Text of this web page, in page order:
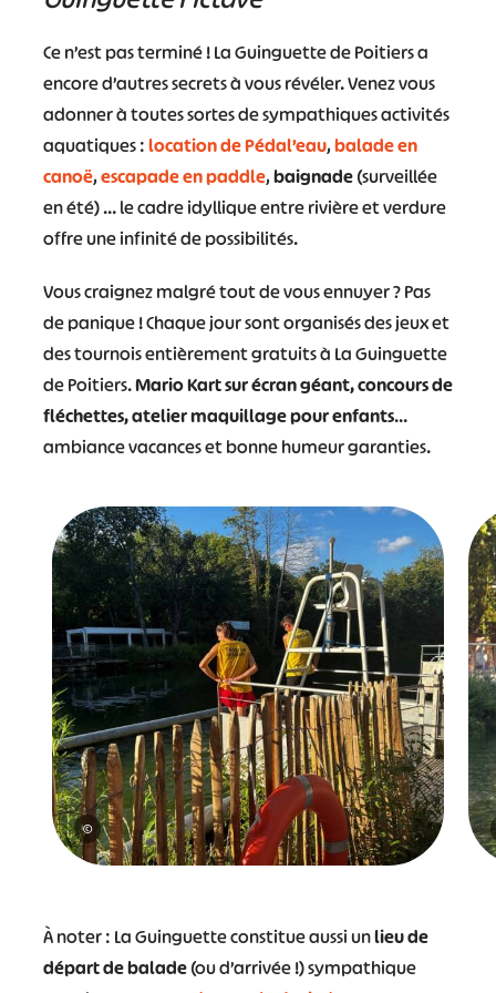
Ce n’est pas terminé ! La Guinguette de Poitiers a
encore d’autres secrets à vous révéler. Venez vous
adonner à toutes sortes de sympathiques activités
aquatiques :location de Pédal’eau,balade en
canoë,escapade en paddle,baignade(surveillée
en été) … le cadre idyllique entre rivière et verdure
offre une infinité de possibilités.
Vous craignez malgré tout de vous ennuyer ? Pas
de panique ! Chaque jour sont organisés des jeux et
des tournois entièrement gratuits à La Guinguette
de Poitiers.Mario Kart sur écran géant, concours de
fléchettes, atelier maquillage pour enfants…
ambiance vacances et bonne humeur garanties.
©
À noter : La Guinguette constitue aussi unlieu de
départ de balade(ou d’arrivée !) sympathique
#